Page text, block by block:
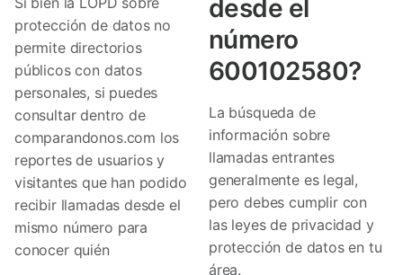
protección de datos no
permite directorios
públicos con datos
personales, si puedes
consultar dentro de
comparandonos.com los
reportes de usuarios y
visitantes que han podido
recibir llamadas desde el
mismo número para
conocer quién
desde el
número
600102580?
La búsqueda de
información sobre
llamadas entrantes
generalmente es legal,
pero debes cumplir con
las leyes de privacidad y
protección de datos en tu
área.